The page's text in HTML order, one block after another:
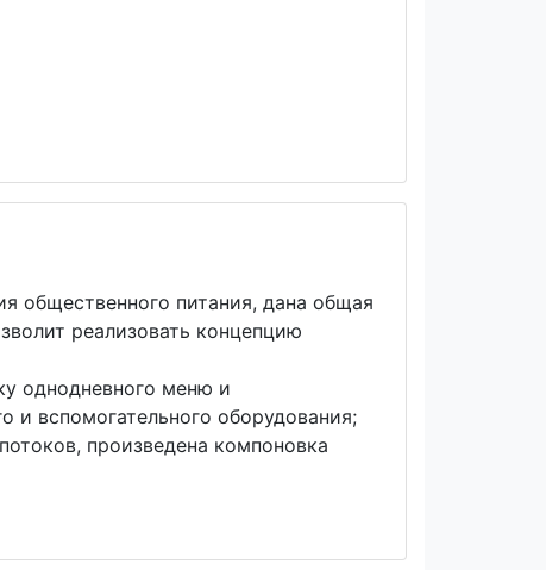
общественного питания, дана общая
реализовать концепцию
однодневного меню и
и вспомогательного оборудования;
произведена компоновка